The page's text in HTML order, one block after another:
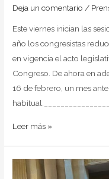
Deja un comentario /
Este viernes inician las
año los congresistas
en vigencia el acto
Congreso. De ahora en
16 de febrero, un mes
Leer más »